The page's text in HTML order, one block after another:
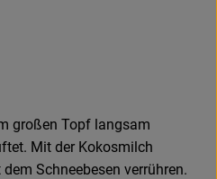
großen Topf langsam
Mit der Kokosmilch
Schneebesen verrühren.